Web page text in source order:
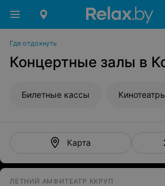
Где отдохнуть
Концертные залы в
Билетные кассы
Карта
ЛЕТНИЙ АМФИТЕАТР ККРУП